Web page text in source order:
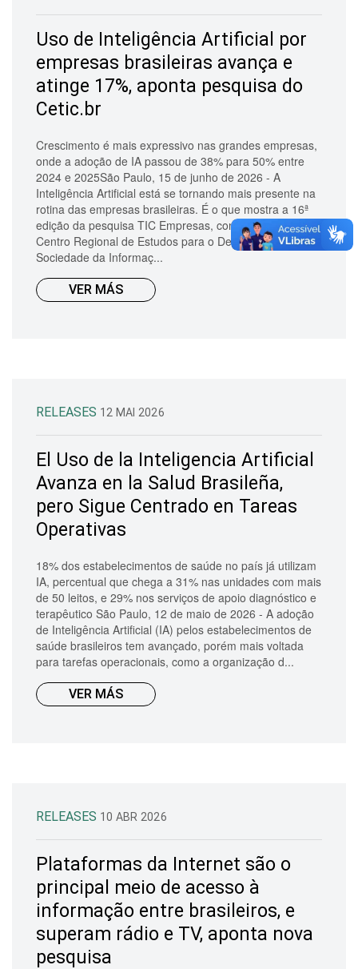
Uso de Inteligência Artificial por
empresas brasileiras avança e
atinge 17%, aponta pesquisa do
Cetic.br
Crescimento é mais expressivo nas grandes empresas,
onde a adoção de IA passou de 38% para 50% entre
2024 e 2025São Paulo, 15 de junho de 2026 - A
Inteligência Artificial está se tornando mais presente na
rotina das empresas brasileiras. É o que mostra a 16ª
edição da pesquisa TIC Empresas, conduzida pelo
Centro Regional de Estudos para o Desenvolvimento da
Sociedade da Informaç...
VER MÁS
RELEASES 12 MAI 2026
El Uso de la Inteligencia Artificial
Avanza en la Salud Brasileña,
pero Sigue Centrado en Tareas
Operativas
18% dos estabelecimentos de saúde no país já utilizam
IA, percentual que chega a 31% nas unidades com mais
de 50 leitos, e 29% nos serviços de apoio diagnóstico e
terapêutico São Paulo, 12 de maio de 2026 - A adoção
de Inteligência Artificial (IA) pelos estabelecimentos de
saúde brasileiros tem avançado, porém mais voltada
para tarefas operacionais, como a organização d...
VER MÁS
RELEASES 10 ABR 2026
Plataformas da Internet são o
principal meio de acesso à
informação entre brasileiros, e
superam rádio e TV, aponta nova
pesquisa